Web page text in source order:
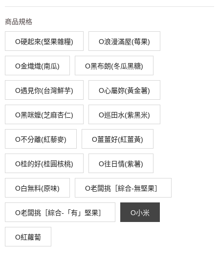
商品規格
O硬起來(堅果雜糧) O浪漫滿屋(莓果)
O金熾熾(南瓜) O黑布朗(冬瓜黑糖)
O遇見你(台灣鮮芋) O心屬妳(黃金薯)
O黑咪嬤(芝麻杏仁) O巡田水(紫黑米)
O不分離(紅藜麥) O薑薑好(紅薑黃)
O桂的好(桂圓核桃) O往日情(紫薯)
O白無料(原味) O老闆挑［綜合-無堅果］
O老闆挑［綜合-「有」堅果］ O小米
O紅蘿蔔